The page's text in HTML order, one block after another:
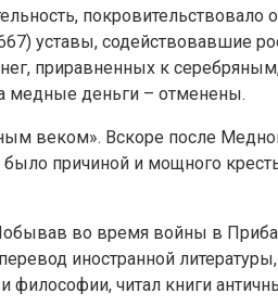
покровительствовало
уставы, содействовавшие
приравненных к
медные деньги – отменены.
веком». Вскоре после
причиной и мощного
во время войны в
иностранной литературы,
читал книги